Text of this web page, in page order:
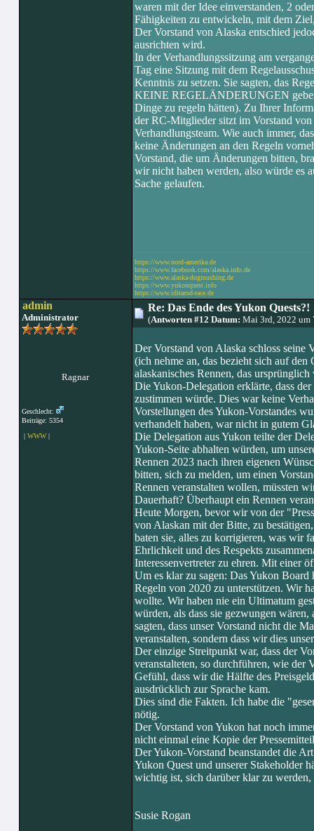
waren mit der Idee einverstanden, 2
Fähigkeiten zu entwickeln, mit dem
Der Vorstand von Alaska entschied
ausrichten wird.
In der Verhandlungssitzung am
Tag eine Sitzung mit dem
Kenntnis zu setzen. Sie sagten, das
KEINE REGELÄNDERUNGEN geben
Dinge zu regeln hätten). Zu Ihrer
der RC-Mitglieder sitzt im Vorstand
Verhandlungsteam. Wie auch immer,
keine Änderungen an den Regeln
Vorstand, die um Änderungen bitten,
wir nicht haben werden, also würde es
Sache gelaufen.
https://www.nord-amerika.de
https://www.facebook.com/alaska.info.de
https://www.alaska-dogmushing.de
https://www.yukonquest.info
https://www.iditarod-race.de
admin
Administrator
Ragnar
Geschlecht:
Beiträge: 5354
| WWW|
Re: Das Ende des Yukon Quests?!
(Antworten #12 Datum: Mai 3rd, 2022 um
Der Vorstand von Alaska schloss
(ich nehme an, das bezieht sich auf
alaskanisches Rennen, das
Die Yukon-Delegation erklärte, dass
zustimmen würde. Dies war keine
Vorstellungen des Yukon-Vorstandes
verhandelt haben, war nicht in gutem
Die Delegation aus Yukon teilte der
Yukon-Seite abhalten würden, um
Rennen 2023 nach ihren eigenen
bitten, sich zu melden, um einen
Rennen veranstalten wollen, müssten
Dauerhaft? Überhaupt ein Rennen
Heute Morgen, bevor wir von der
von Alaskan mit der Bitte, zu
baten sie, alles zu korrigieren, was wir
Ehrlichkeit und des Respekts
Interessenvertreter zu ehren. Mit einer
Um es klar zu sagen: Das Yukon Board
Regeln von 2020 zu unterstützen. Wir
wollte. Wir haben nie ein Ultimatum
würden, als dass sie gezwungen
sagten, dass unser Vorstand nicht die
veranstalten, sondern dass wir dies
Der einzige Streitpunkt war, dass der
veranstalteten, so durchführen, wie der
Gefühl, dass wir die Hälfte des
ausdrücklich zur Sprache kam.
Dies sind die Fakten. Ich habe die
nötig.
Der Vorstand von Yukon hat noch
nicht einmal eine Kopie der
Der Yukon-Vorstand beanstandet die
Yukon Quest und unserer Stakeholder
wichtig ist, sich darüber klar zu
Susie Rogan